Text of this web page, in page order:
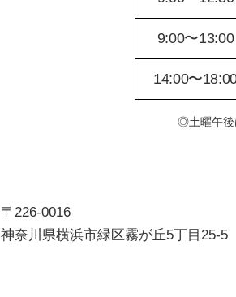
9:00〜13:00
14:00〜
◎土曜午後
〒226-0016
神奈川県横浜市緑区霧が丘5丁目25-5